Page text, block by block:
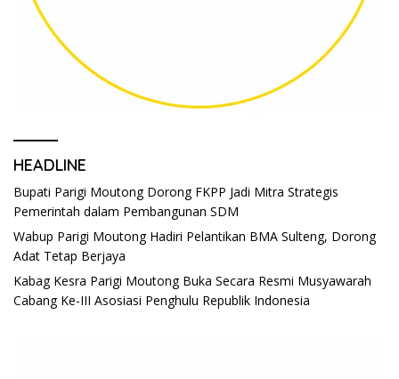
HEADLINE
Bupati Parigi Moutong Dorong FKPP Jadi Mitra Strategis
Pemerintah dalam Pembangunan SDM
Wabup Parigi Moutong Hadiri Pelantikan BMA Sulteng, Dorong
Adat Tetap Berjaya
Kabag Kesra Parigi Moutong Buka Secara Resmi Musyawarah
Cabang Ke-III Asosiasi Penghulu Republik Indonesia